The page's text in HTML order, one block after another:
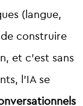
(langue,
construire
et c’est sans
l’IA se